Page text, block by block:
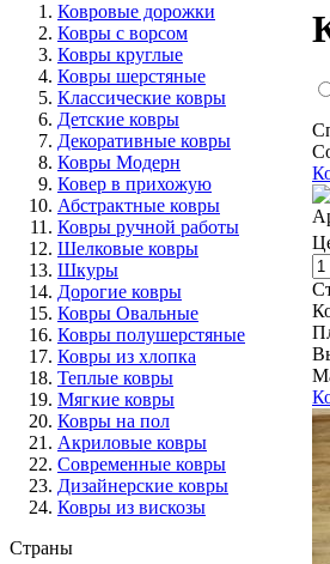
Ковровые дорожки
Ковры с ворсом
Ковры круглые
Ковры шерстяные
Классические ковры
Детские ковры
Декоративные ковры
Ковры Модерн
Ковер в прихожую
Абстрактные ковры
Ковры ручной работы
Шелковые ковры
Шкуры
Дорогие ковры
Ковры Овальные
Ковры полушерстяные
Ковры из хлопка
Теплые ковры
Мягкие ковры
Ковры на пол
Акриловые ковры
Современные ковры
Дизайнерские ковры
Ковры из вискозы
Страны